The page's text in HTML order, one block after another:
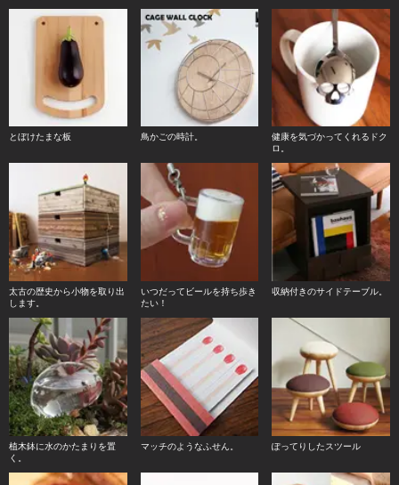
とぼけたまな板 鳥かごの時計。
健康を気づかってくれるドク
ロ。
太古の歴史から小物を取り出
します。
いつだってビールを持ち歩き
たい！
収納付きのサイドテーブル。
植木鉢に水のかたまりを置
く。
マッチのようなふせん。 ぽってりしたスツール